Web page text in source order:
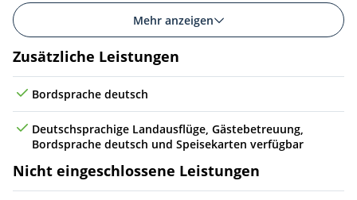
Mehr anzeigen
Zusätzliche Leistungen
Bordsprache deutsch
Deutschsprachige Landausflüge, Gästebetreuung,
Bordsprache deutsch und Speisekarten verfügbar
Nicht eingeschlossene Leistungen